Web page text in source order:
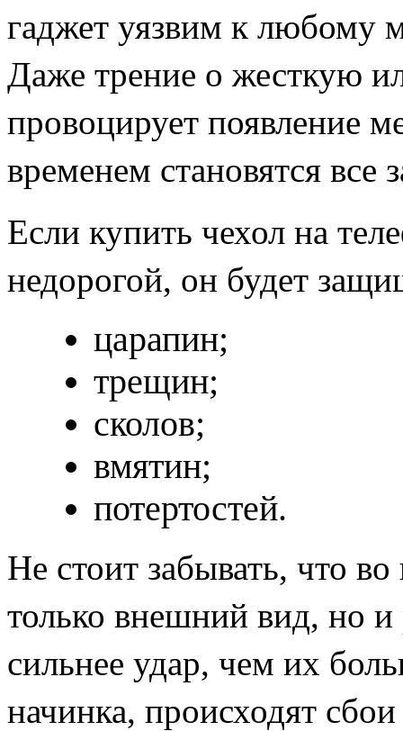
гаджет уязвим к любому
Даже трение о жесткую
провоцирует появление
временем становятся все
Если купить чехол на
недорогой, он будет
царапин;
трещин;
сколов;
вмятин;
потертостей.
Не стоит забывать, что
только внешний вид, но
сильнее удар, чем их
начинка, происходят